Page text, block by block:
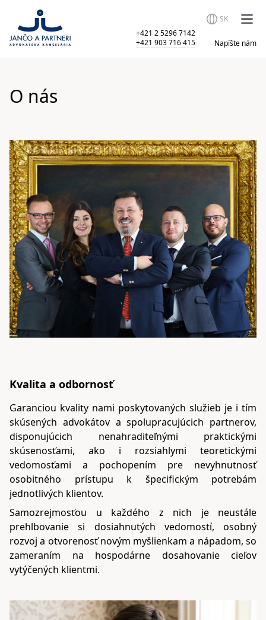
SK
+421 2 5296 7142
+421 903 716 415
Napíšte nám
O nás
Kvalita a odbornosť
Garanciou kvality nami poskytovaných služieb je i tím
skúsených advokátov a spolupracujúcich partnerov,
disponujúcich nenahraditeľnými praktickými
skúsenosťami, ako i rozsiahlymi teoretickými
vedomosťami a pochopením pre nevyhnutnosť
osobitného prístupu k špecifickým potrebám
jednotlivých klientov.
Samozrejmosťou u každého z nich je neustále
prehlbovanie si dosiahnutých vedomostí, osobný
rozvoj a otvorenosť novým myšlienkam a nápadom, so
zameraním na hospodárne dosahovanie cieľov
vytýčených klientmi.